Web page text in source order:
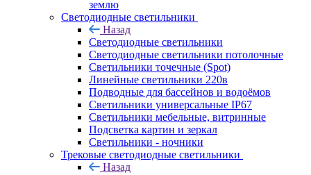
землю
Светодиодные светильники
Назад
Светодиодные светильники
Светодиодные светильники потолочные
Светильники точечные (Spot)
Линейные светильники 220в
Подводные для бассейнов и водоёмов
Светильники универсальные IP67
Светильники мебельные, витринные
Подсветка картин и зеркал
Светильники - ночники
Трековые светодиодные светильники
Назад